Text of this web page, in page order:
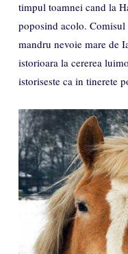
timpul toamnei cand la
poposind acolo.
mandru nevoie mare de
istorioara la cererea
istoriseste ca in tinerete